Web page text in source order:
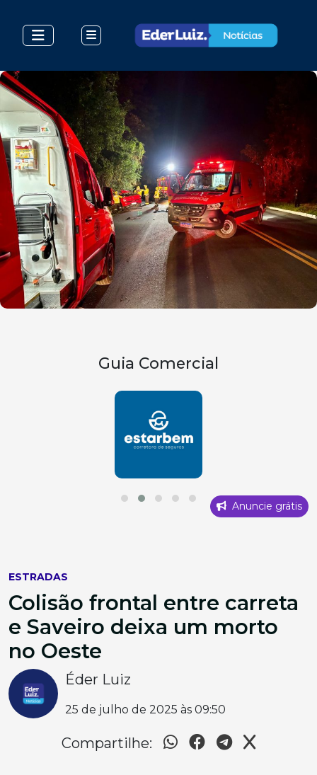
Guia Comercial
Anuncie grátis
ESTRADAS
Colisão frontal entre carreta
e Saveiro deixa um morto
no Oeste
Éder Luiz
25 de julho de 2025 às 09:50
Compartilhe: